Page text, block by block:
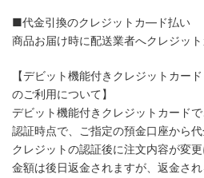
■代金引換のクレジットカ―ド払い
商品お届け時に配送業者へクレジット
【デビット機能付きクレジットカード
のご利用について】
デビット機能付きクレジットカード
認証時点で、ご指定の預金口座から代
クレジットの認証後に注文内容が変
金額は後日返金されますが、返金さ